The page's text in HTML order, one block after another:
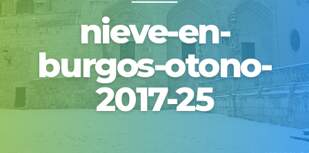
nieve-en-
burgos-otono-
2017-25